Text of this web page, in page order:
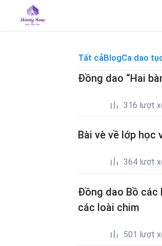
content
Tất cảBlogCa dao
Đồng dao “Hai
316 lượt
Bài vè về lớp học
364 lượt
Đồng dao Bồ các
các loài chim
501 lượt